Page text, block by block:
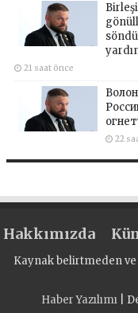
21 saat önce
22
Hakkımızda
Kaynak belirtmeden
Haber Yazılımı|